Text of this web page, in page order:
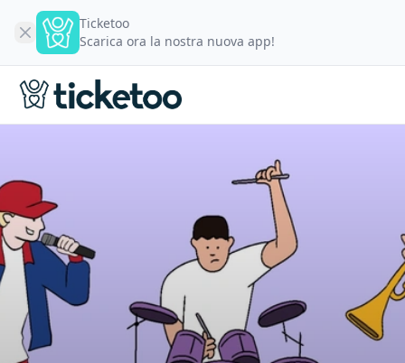
Ticketoo
Scarica ora la nostra nuova app!